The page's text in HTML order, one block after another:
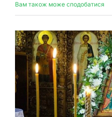
Вам також може сподобатися